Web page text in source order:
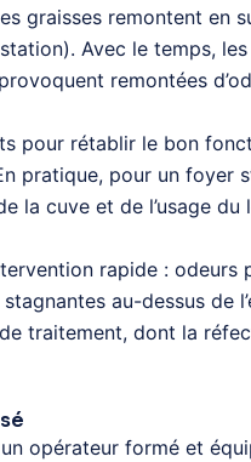
graisses remontent en
Avec le temps,
remontées
pour rétablir le bon
pratique, pour un foyer
la cuve et de l’usage
rapide :
au-dessus
traitement, dont la
opérateur formé et